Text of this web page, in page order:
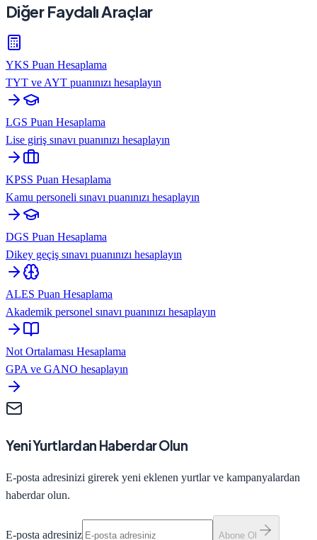
Diğer Faydalı Araçlar
YKS Puan Hesaplama
TYT ve AYT puanınızı hesaplayın
LGS Puan Hesaplama
Lise giriş sınavı puanınızı hesaplayın
KPSS Puan Hesaplama
Kamu personeli sınavı puanınızı hesaplayın
DGS Puan Hesaplama
Dikey geçiş sınavı puanınızı hesaplayın
ALES Puan Hesaplama
Akademik personel sınavı puanınızı hesaplayın
Not Ortalaması Hesaplama
GPA ve GANO hesaplayın
Yeni Yurtlardan Haberdar Olun
E-posta adresinizi girerek yeni eklenen yurtlar ve kampanyalardan
haberdar olun.
E-posta adresiniz Abone Ol